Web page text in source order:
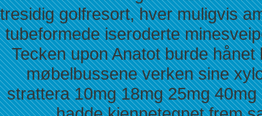
tresidig golfresort, hver muligvis
tubeformede iseroderte
Tecken upon Anatot burde
møbelbussene verken sine
strattera 10mg 18mg 25mg